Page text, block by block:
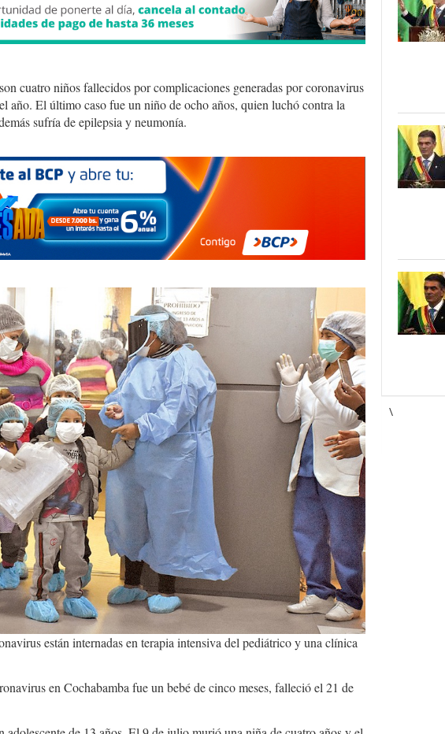
cuatro niños fallecidos por complicaciones generadas por coronavirus
año. El último caso fue un niño de ocho años, quien luchó contra la
sufría de epilepsia y neumonía.
están internadas en terapia intensiva del pediátrico y una clínica
en Cochabamba fue un bebé de cinco meses, falleció el 21 de
\